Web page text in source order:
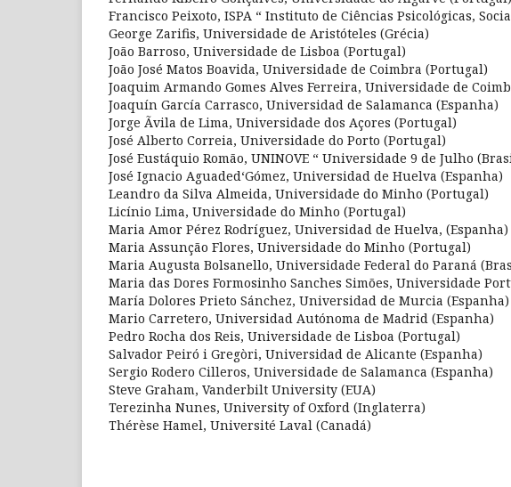
Francisco Peixoto, ISPA “ Instituto de Ciências Psicológicas,
George Zarifis, Universidade de Aristóteles (Grécia)
João Barroso, Universidade de Lisboa (Portugal)
João José Matos Boavida, Universidade de Coimbra (Portugal)
Joaquim Armando Gomes Alves Ferreira, Universidade de
Joaquín García Carrasco, Universidad de Salamanca (Espanha)
Jorge Ãvila de Lima, Universidade dos Açores (Portugal)
José Alberto Correia, Universidade do Porto (Portugal)
José Eustáquio Romão, UNINOVE “ Universidade 9 de Julho
José Ignacio Aguaded‘Gómez, Universidad de Huelva (Espanha)
Leandro da Silva Almeida, Universidade do Minho (Portugal)
Licínio Lima, Universidade do Minho (Portugal)
Maria Amor Pérez Rodríguez, Universidad de Huelva, (Espanha)
Maria Assunção Flores, Universidade do Minho (Portugal)
Maria Augusta Bolsanello, Universidade Federal do Paraná
Maria das Dores Formosinho Sanches Simões, Universidade
María Dolores Prieto Sánchez, Universidad de Murcia (Espanha)
Mario Carretero, Universidad Autónoma de Madrid (Espanha)
Pedro Rocha dos Reis, Universidade de Lisboa (Portugal)
Salvador Peiró i Gregòri, Universidad de Alicante (Espanha)
Sergio Rodero Cilleros, Universidade de Salamanca (Espanha)
Steve Graham, Vanderbilt University (EUA)
Terezinha Nunes, University of Oxford (Inglaterra)
Thérèse Hamel, Université Laval (Canadá)